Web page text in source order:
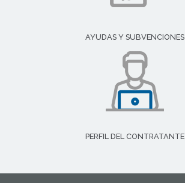
AYUDAS Y SUBVENCIONES
PERFIL DEL CONTRATANTE